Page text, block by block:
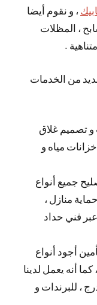
، و نقوم أيضا
، المظلات
.
من الخدمات
و تصميم غلاق
مياه و
جميع أنواع
منازل ،
فني حداد
أجود أنواع
أنه يعمل لدينا
، للبرندات و